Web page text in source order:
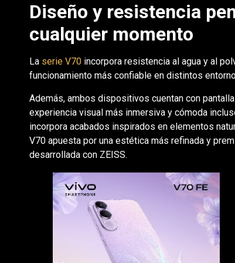
Diseño y resistencia
cualquier momento
La serie V70incorpora resistencia al agua y al
funcionamiento más confiable en distintos
Además, ambos dispositivos cuentan con
experiencia visual más inmersiva y cómoda
incorpora acabados inspirados en elementos
V70 apuesta por una estética más refinada y
desarrollada con ZEISS.